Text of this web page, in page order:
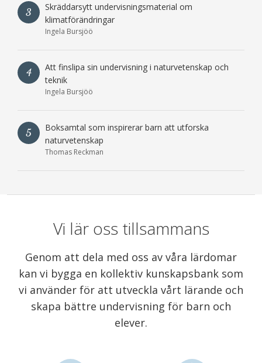
3
Skräddarsytt undervisningsmaterial om
klimatförändringar
Ingela Bursjöö
4
Att finslipa sin undervisning i naturvetenskap och
teknik
Ingela Bursjöö
5
Boksamtal som inspirerar barn att utforska
naturvetenskap
Thomas Reckman
Vi lär oss tillsammans
Genom att dela med oss av våra lärdomar
kan vi bygga en kollektiv kunskapsbank som
vi använder för att utveckla vårt lärande och
skapa bättre undervisning för barn och
elever.